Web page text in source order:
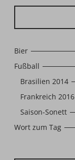
Bier
Fußball
Brasilien 2014
Frankreich 2016
Saison-Sonett
Wort zum Tag